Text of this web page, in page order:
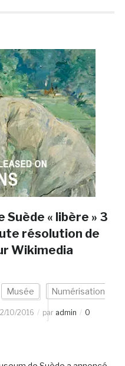
Suède « libère » 3
résolution de
Wikimedia
Musée Numérisation
10/2016 par admin
0